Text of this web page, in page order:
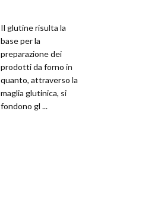
Il glutine risulta la
base per la
preparazione dei
prodotti da forno in
quanto, attraverso la
maglia glutinica, si
fondono gl ...